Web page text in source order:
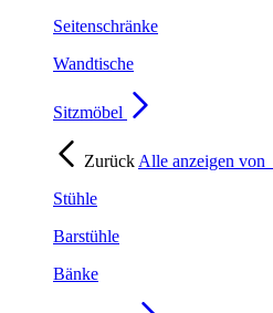
Seitenschränke
Wandtische
Sitzmöbel
Zurück Alle anzeigen von
Stühle
Barstühle
Bänke